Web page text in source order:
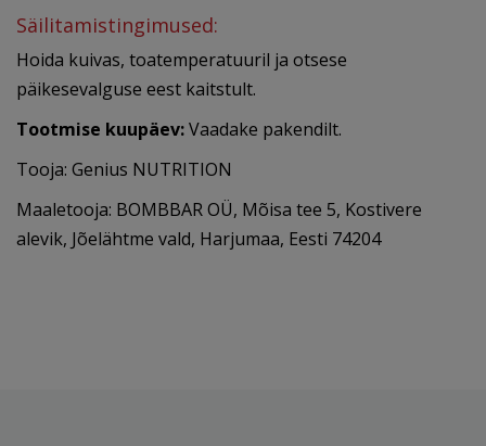
Säilitamistingimused:
Hoida kuivas, toatemperatuuril ja otsese
päikesevalguse eest kaitstult.
Tootmise kuupäev:Vaadake pakendilt.
Tooja: Genius NUTRITION
Maaletooja: BOMBBAR OÜ, Mõisa tee 5, Kostivere
alevik, Jõelähtme vald, Harjumaa, Eesti 74204